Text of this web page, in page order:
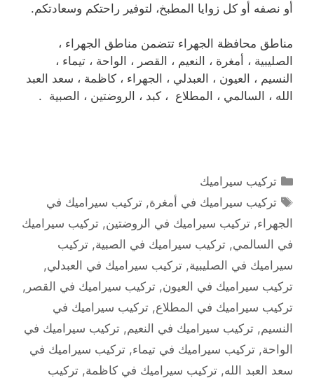
أو نصفه أو كل زوايا المطبخ، لتوفير راحتكم وسعادتكم.
مناطق محافظة الجهراء تتضمن مناطق الجهراء ،
الصليبية ، أمغرة ، النعيم ، القصر ، الواحة ، تيماء ،
النسيم ، العيون ، العبدلي ، الجهراء ، كاظمة ، سعد العبد
الله ، السالمي ، المطلاع ، كبد ، الروضتين ، الصبية .
التصنيفات
تركيب سيراميك
الوسوم
تركيب سيراميك في أمغرة,تركيب سيراميك في
الجهراء, تركيب سيراميك في الروضتين, تركيب سيراميك
في السالمي, تركيب سيراميك في الصبية, تركيب
سيراميك في الصليبية, تركيب سيراميك في العبدلي,
تركيب سيراميك في العيون, تركيب سيراميك في القصر ,
تركيب سيراميك في المطلاع, تركيب سيراميك في
النسيم, تركيب سيراميك في النعيم, تركيب سيراميك في
الواحة, تركيب سيراميك في تيماء, تركيب سيراميك في
سعد العبد الله, تركيب سيراميك في كاظمة, تركيب